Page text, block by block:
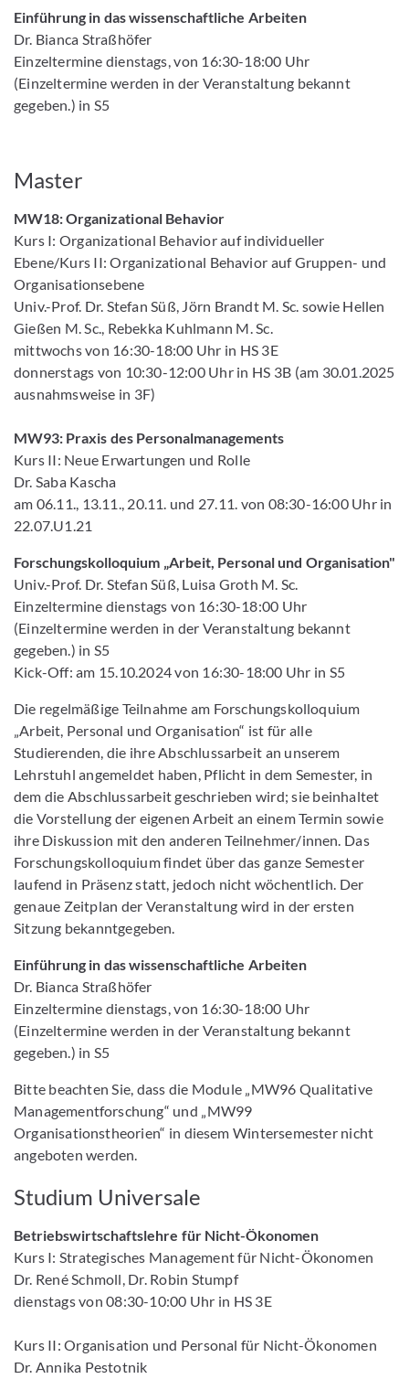
Einführung in das wissenschaftliche Arbeiten
Dr. Bianca Straßhöfer
Einzeltermine dienstags, von 16:30-18:00 Uhr
(Einzeltermine werden in der Veranstaltung bekannt
gegeben.) in S5
Master
MW18: Organizational Behavior
Kurs I: Organizational Behavior auf individueller
Ebene/Kurs II: Organizational Behavior auf Gruppen- und
Organisationsebene
Univ.-Prof. Dr. Stefan Süß, Jörn Brandt M. Sc. sowie Hellen
Gießen M. Sc., Rebekka Kuhlmann M. Sc.
mittwochs von 16:30-18:00 Uhr in HS 3E
donnerstags von 10:30-12:00 Uhr in HS 3B (am 30.01.2025
ausnahmsweise in 3F)
MW93: Praxis des Personalmanagements
Kurs II: Neue Erwartungen und Rolle
Dr. Saba Kascha
am 06.11., 13.11., 20.11. und 27.11. von 08:30-16:00 Uhr in
22.07.U1.21
Forschungskolloquium „Arbeit, Personal und Organisation"
Univ.-Prof. Dr. Stefan Süß, Luisa Groth M. Sc.
Einzeltermine dienstags von 16:30-18:00 Uhr
(Einzeltermine werden in der Veranstaltung bekannt
gegeben.) in S5
Kick-Off: am 15.10.2024 von 16:30-18:00 Uhr in S5
Die regelmäßige Teilnahme am Forschungskolloquium
„Arbeit, Personal und Organisation“ ist für alle
Studierenden, die ihre Abschlussarbeit an unserem
Lehrstuhl angemeldet haben, Pflicht in dem Semester, in
dem die Abschlussarbeit geschrieben wird; sie beinhaltet
die Vorstellung der eigenen Arbeit an einem Termin sowie
ihre Diskussion mit den anderen Teilnehmer/innen. Das
Forschungskolloquium findet über das ganze Semester
laufend in Präsenz statt, jedoch nicht wöchentlich. Der
genaue Zeitplan der Veranstaltung wird in der ersten
Sitzung bekanntgegeben.
Einführung in das wissenschaftliche Arbeiten
Dr. Bianca Straßhöfer
Einzeltermine dienstags, von 16:30-18:00 Uhr
(Einzeltermine werden in der Veranstaltung bekannt
gegeben.) in S5
Bitte beachten Sie, dass die Module „MW96 Qualitative
Managementforschung“ und „MW99
Organisationstheorien“ in diesem Wintersemester nicht
angeboten werden.
Studium Universale
Betriebswirtschaftslehre für Nicht-Ökonomen
Kurs I: Strategisches Management für Nicht-Ökonomen
Dr. René Schmoll, Dr. Robin Stumpf
dienstags von 08:30-10:00 Uhr in HS 3E
Kurs II: Organisation und Personal für Nicht-Ökonomen
Dr. Annika Pestotnik